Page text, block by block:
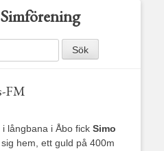
FM
långbana i Åbo fick Simo
hem, ett guld på 400m